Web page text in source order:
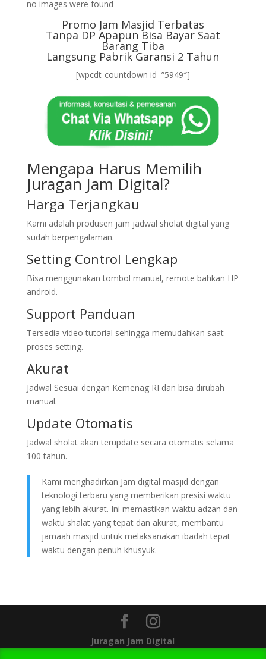
no images were found
Promo Jam Masjid Terbatas
Tanpa DP Apapun Bisa Bayar Saat
Barang Tiba
Langsung Pabrik Garansi 2 Tahun
[wpcdt-countdown id=”5949″]
Mengapa Harus Memilih
Juragan Jam Digital?
Harga Terjangkau
Kami adalah produsen jam jadwal sholat digital yang
sudah berpengalaman.
Setting Control Lengkap
Bisa menggunakan tombol manual, remote bahkan HP
android.
Support Panduan
Tersedia video tutorial sehingga memudahkan saat
proses setting.
Akurat
Jadwal Sesuai dengan Kemenag RI dan bisa dirubah
manual.
Update Otomatis
Jadwal sholat akan terupdate secara otomatis selama
100 tahun.
Kami menghadirkan Jam digital masjid dengan
teknologi terbaru yang memberikan presisi waktu
yang lebih akurat. Ini memastikan waktu adzan dan
waktu shalat yang tepat dan akurat, membantu
jamaah masjid untuk melaksanakan ibadah tepat
waktu dengan penuh khusyuk.
Juragan Jam Digital